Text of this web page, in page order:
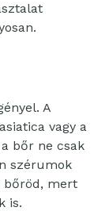
A
vagy a
bőr ne csak
szérumok
bőröd, mert
is.